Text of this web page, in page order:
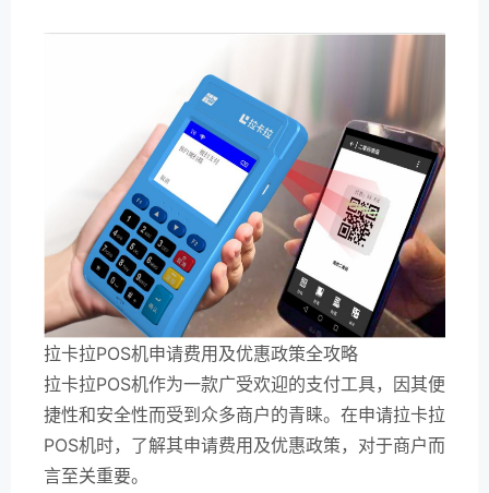
拉卡拉POS机申请费用及优惠政策全攻略
拉卡拉POS机作为一款广受欢迎的支付工具，因其便
捷性和安全性而受到众多商户的青睐。在申请拉卡拉
POS机时，了解其申请费用及优惠政策，对于商户而
言至关重要。